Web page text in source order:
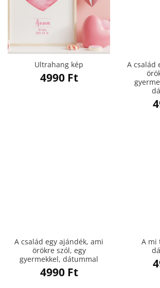
Ultrahang kép
4990 Ft
A család
A család egy ajándék, ami
örökre szól, egy
gyermekkel, dátummal
4990 Ft
A mi